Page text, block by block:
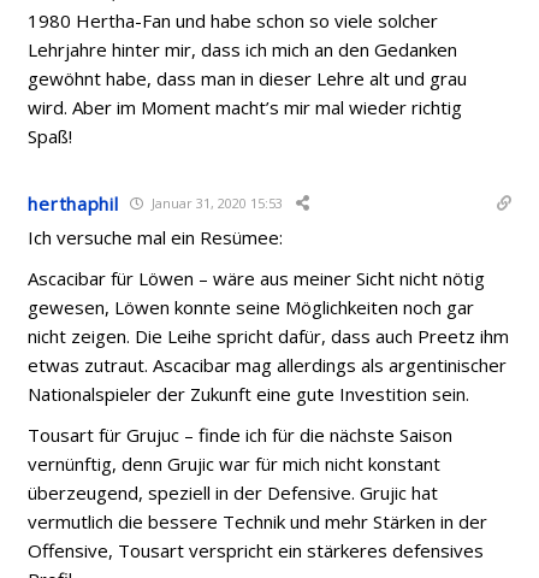
1980 Hertha-Fan und habe schon so viele solcher
Lehrjahre hinter mir, dass ich mich an den Gedanken
gewöhnt habe, dass man in dieser Lehre alt und grau
wird. Aber im Moment macht’s mir mal wieder richtig
Spaß!
herthaphil Januar 31, 2020 15:53
Ich versuche mal ein Resümee:
Ascacibar für Löwen – wäre aus meiner Sicht nicht nötig
gewesen, Löwen konnte seine Möglichkeiten noch gar
nicht zeigen. Die Leihe spricht dafür, dass auch Preetz ihm
etwas zutraut. Ascacibar mag allerdings als argentinischer
Nationalspieler der Zukunft eine gute Investition sein.
Tousart für Grujuc – finde ich für die nächste Saison
vernünftig, denn Grujic war für mich nicht konstant
überzeugend, speziell in der Defensive. Grujic hat
vermutlich die bessere Technik und mehr Stärken in der
Offensive, Tousart verspricht ein stärkeres defensives